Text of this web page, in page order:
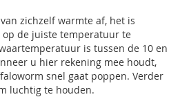
zichzelf warmte af, het is
op de juiste temperatuur te
is tussen de 10 en
u hier rekening mee houdt,
snel gaat poppen. Verder
luchtig te houden.